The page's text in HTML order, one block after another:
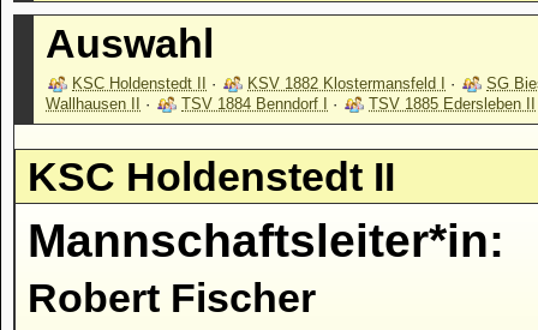
Auswahl
KSC Holdenstedt II · KSV 1882 Klostermansfeld I ·
SG
Wallhausen II
· TSV 1884 Benndorf I · TSV 1885 Edersleben II
KSC Holdenstedt II
Mannschaftsleiter*in:
Robert Fischer